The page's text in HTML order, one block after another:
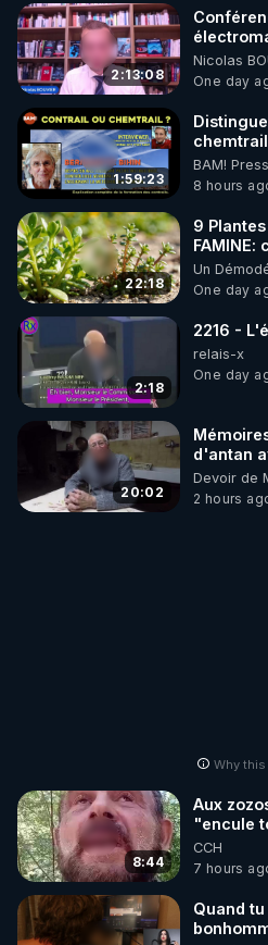
▶ 30 jours gratuit sur
de bien-être ENVOL :
Rendez-vous sur https://
le code : REGENERE
2:13:08
Grégoire
Wever !
Nicolas
One day
1:59:23
Bihin
BAM! Press
8 hours
22:18
9
FAMINE:
Un
One day
2:18
2216 -
relais-x
One day
20:02
d'antan
Devoir de
2 hours
Why this
8:44
Aux
"encule
de mal
CCH
7 hours
Quand